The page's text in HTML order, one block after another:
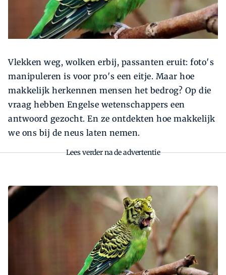
Zoek
Vlekken weg, wolken erbij, passanten eruit: foto′s
manipuleren is voor pro′s een eitje. Maar hoe
makkelijk herkennen mensen het bedrog? Op die
vraag hebben Engelse wetenschappers een
antwoord gezocht. En ze ontdekten hoe makkelijk
we ons bij de neus laten nemen.
Lees verder na de advertentie